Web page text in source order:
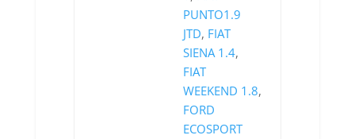
PUNTO1.9
JTD, FIAT
SIENA 1.4,
FIAT
WEEKEND 1.8,
FORD
ECOSPORT